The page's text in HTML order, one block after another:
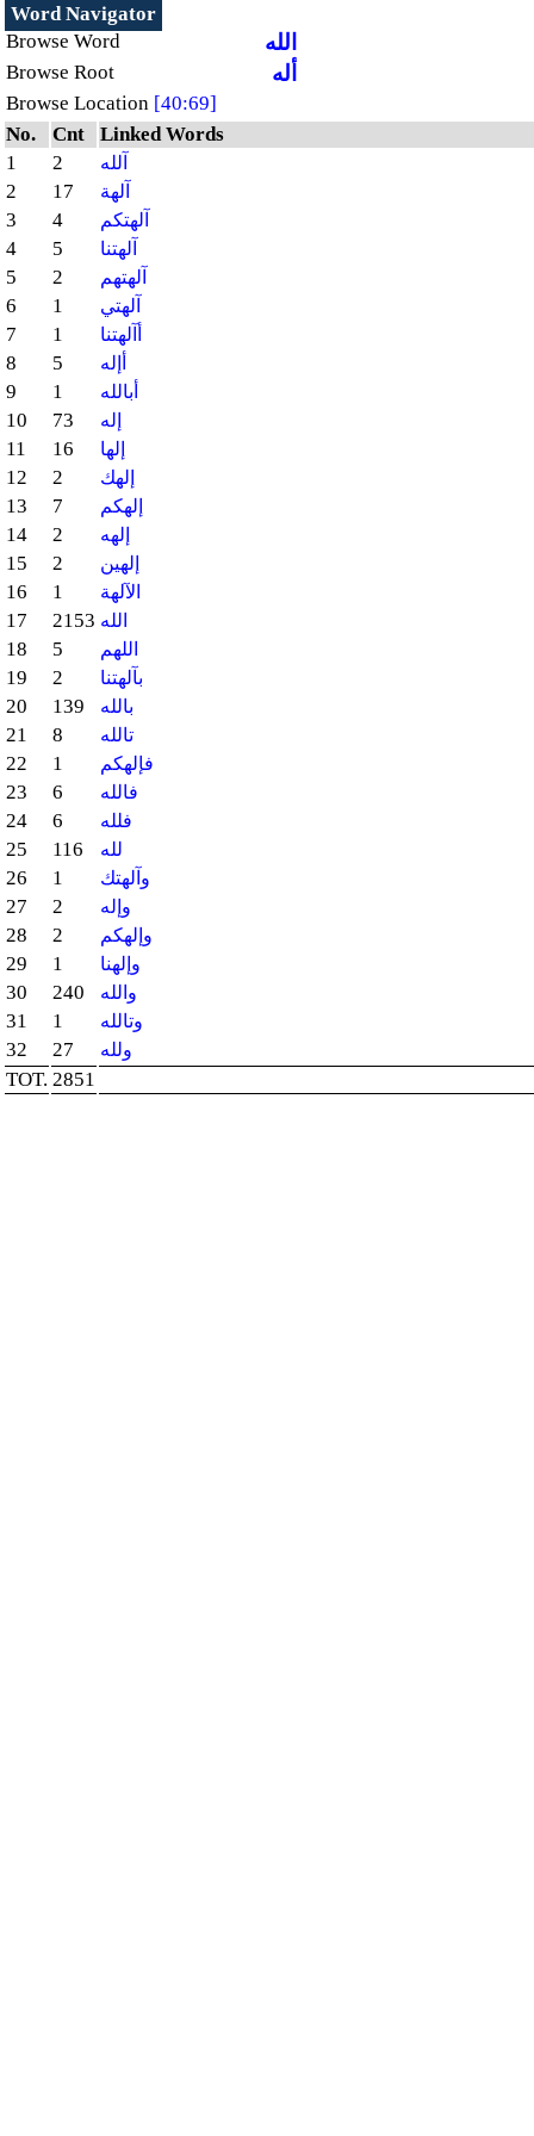
Word Navigator
Browse Word
الله
Browse Root أله
Browse Location [40:69]
No.
Cnt
Linked Words
1
2 آلله
2 17 آلهة
3 4 آلهتكم
4 5 آلهتنا
5 2 آلهتهم
6 1 آلهتي
7 1 أآلهتنا
8 5 أإله
9 1 أبالله
10 73 إله
11 16 إلها
12 2 إلهك
13 7 إلهكم
14 2 إلهه
15 2 إلهين
16 1 الآلهة
17 2153 الله
18 5 اللهم
19 2 بآلهتنا
20 139 بالله
21 8 تالله
22 1 فإلهكم
23 6 فالله
24 6 فلله
25 116 لله
26 1 وآلهتك
27 2 وإله
28 2 وإلهكم
29 1 وإلهنا
30 240 والله
31 1 وتالله
32 27 ولله
TOT. 2851